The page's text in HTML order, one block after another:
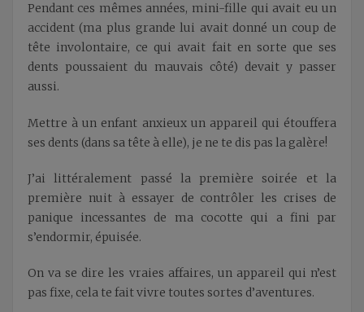
Pendant ces mêmes années, mini-fille qui avait eu un
accident (ma plus grande lui avait donné un coup de
tête involontaire, ce qui avait fait en sorte que ses
dents poussaient du mauvais côté) devait y passer
aussi.
Mettre à un enfant anxieux un appareil qui étouffera
ses dents (dans sa tête à elle), je ne te dis pas la galère!
J’ai littéralement passé la première soirée et la
première nuit à essayer de contrôler les crises de
panique incessantes de ma cocotte qui a fini par
s’endormir, épuisée.
On va se dire les vraies affaires, un appareil qui n’est
pas fixe, cela te fait vivre toutes sortes d’aventures.